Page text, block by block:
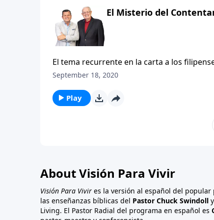
llena de esas verdades? Se envuelve
de la gracia de Dios.
El Misterio del
El tema recurrente en la carta a los
seguros de que Cristo está en control total
transforman y nos envuelven con la
gozo y la paz de Dios. Y en este estudio
madurez espiritual. No únicamente la
al descubrir algunas verdades eternas de
September 18, 2020
Play
About Visión Para Vivir
Visión Para Vivir es la versión al español del
las enseñanzas bíblicas del Pastor Chuck Swindoll
Living. El Pastor Radial del programa en español es